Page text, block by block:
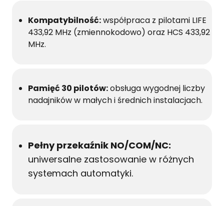
Kompatybilność:współpraca z pilotami LIFE
433,92 MHz (zmiennokodowo) oraz HCS 433,92
MHz.
Pamięć 30 pilotów:obsługa wygodnej liczby
nadajników w małych i średnich instalacjach.
Pełny przekaźnik NO/COM/NC:
uniwersalne zastosowanie w różnych
systemach automatyki.